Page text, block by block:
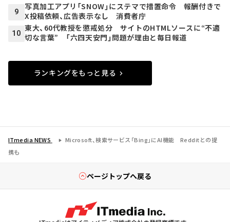
9
写真加工アプリ「SNOW」にステマで措置命令 報酬付きで
X投稿依頼、広告表示なし 消費者庁
10
東大、60代教授を懲戒処分 サイトのHTMLソースに“不適
切な言葉” 「六四天安門」問題が理由と毎日報道
ランキングをもっと見る
ITmedia NEWS
Microsoft、検索サービス「Bing」にAI機能 Redditとの提
携も
ページトップへ戻る